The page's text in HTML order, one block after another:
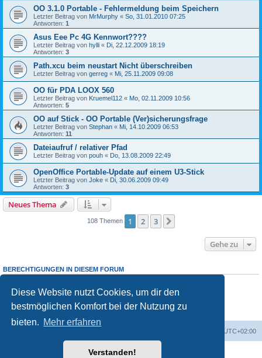
Diese Website nutzt Cookies, um dir den
bestmöglichen Komfort bei der Nutzung zu
bieten. Mehr erfahren
Verstanden!
OO 3.1.0 Portable - Fehlermeldung beim Speichern
Letzter Beitrag von MrMurphy « So, 31.01.2010 07:25
Antworten: 1
Asus Eee Pc 4G Kennwort????
Letzter Beitrag von hylli « Di, 22.12.2009 18:19
Antworten: 3
Path.xcu beim neustart Nicht überschreiben
Letzter Beitrag von gerreg « Mi, 25.11.2009 09:08
OO für PDA LOOX 560
Letzter Beitrag von Kruemel112 « Mo, 02.11.2009 10:56
Antworten: 5
OO auf Stick - OO Portable (Ver)sicherungsfrage
Letzter Beitrag von Stephan « Mi, 14.10.2009 06:53
Antworten: 11
Dateiaufruf / relativer Pfad
Letzter Beitrag von pouh « Do, 13.08.2009 22:49
OpenOffice Portable-Update auf einem U3-Stick
Letzter Beitrag von Joke « Di, 30.06.2009 09:49
Antworten: 3
Neues Thema
108 Themen 1 2 3
Gehe zu
BERECHTIGUNGEN IN DIESEM FORUM
Dudarfst
Antworten zu Themen in diesem Forum erstellen.
Du darfst deine Beiträge in diesem Forumnichtändern.
Du darfst deine Beiträge in diesem Forum nicht löschen.
keine
UTC+02:00
Powered byphpBB® Forum Software © phpBB Limited